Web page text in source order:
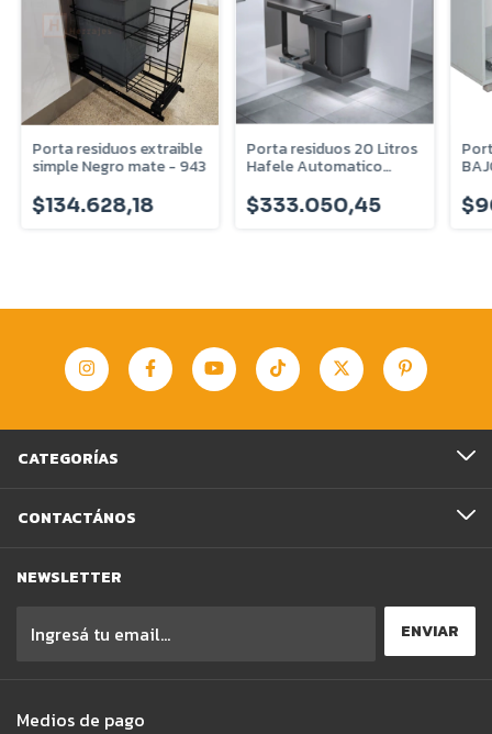
Porta residuos extraible
simple Negro mate - 943
$134.628,18
Porta residuos 20 Litros
Hafele Automatico
$333.050,45
CATEGORÍAS
CONTACTÁNOS
NEWSLETTER
Medios de pago